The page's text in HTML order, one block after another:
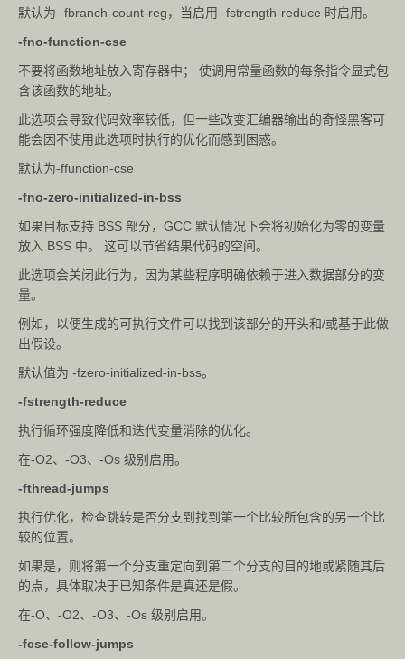
默认为 -fbranch-count-reg，当启用 -fstrength-reduce 时启用。
-fno-function-cse
不要将函数地址放入寄存器中； 使调用常量函数的每条指令显式包
含该函数的地址。
此选项会导致代码效率较低，但一些改变汇编器输出的奇怪黑客可
能会因不使用此选项时执行的优化而感到困惑。
默认为-ffunction-cse
-fno-zero-initialized-in-bss
如果目标支持 BSS 部分，GCC 默认情况下会将初始化为零的变量
放入 BSS 中。 这可以节省结果代码的空间。
此选项会关闭此行为，因为某些程序明确依赖于进入数据部分的变
量。
例如，以便生成的可执行文件可以找到该部分的开头和/或基于此做
出假设。
默认值为 -fzero-initialized-in-bss。
-fstrength-reduce
执行循环强度降低和迭代变量消除的优化。
在-O2、-O3、-Os 级别启用。
-fthread-jumps
执行优化，检查跳转是否分支到找到第一个比较所包含的另一个比
较的位置。
如果是，则将第一个分支重定向到第二个分支的目的地或紧随其后
的点，具体取决于已知条件是真还是假。
在-O、-O2、-O3、-Os 级别启用。
-fcse-follow-jumps